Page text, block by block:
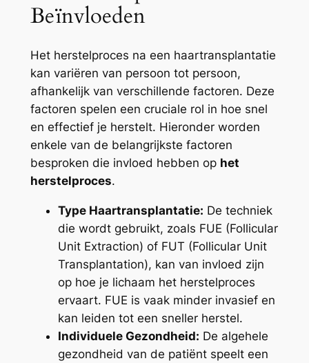
Beïnvloeden
Het herstelproces na een haartransplantatie
kan variëren van persoon tot persoon,
afhankelijk van verschillende factoren. Deze
factoren spelen een cruciale rol in hoe snel
en effectief je herstelt. Hieronder worden
enkele van de belangrijkste factoren
besproken die invloed hebben op het
herstelproces.
Type Haartransplantatie: De techniek
die wordt gebruikt, zoals FUE (Follicular
Unit Extraction) of FUT (Follicular Unit
Transplantation), kan van invloed zijn
op hoe je lichaam het herstelproces
ervaart. FUE is vaak minder invasief en
kan leiden tot een sneller herstel.
Individuele Gezondheid: De algehele
gezondheid van de patiënt speelt een